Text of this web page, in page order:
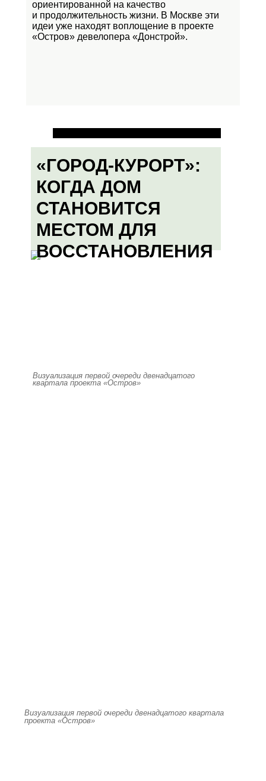
ориентированной на качество
и продолжительность жизни. В Москве эти
идеи уже находят воплощение в проекте
«Остров» девелопера «Донстрой».
«ГОРОД-КУРОРТ»:
КОГДА ДОМ
СТАНОВИТСЯ
МЕСТОМ ДЛЯ
ВОССТАНОВЛЕНИЯ
Визуализация первой очереди двенадцатого
квартала проекта «Остров»
Визуализация первой очереди двенадцатого квартала
проекта «Остров»